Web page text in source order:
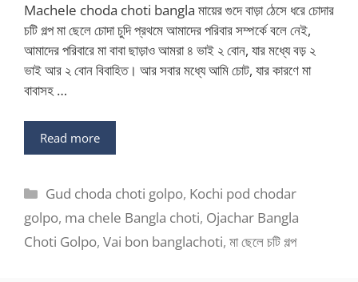
Machele choda choti bangla মায়ের গুদে বাড়া ঠেসে ধরে চোদার
চটি গল্প মা ছেলে চোদা চুদি প্রথমে আমাদের পরিবার সম্পর্কে বলে নেই,
আমাদের পরিবারে মা বাবা ছাড়াও আমরা ৪ ভাই ২ বোন, যার মধ্যে বড় ২
ভাই আর ২ বোন বিবাহিত। আর সবার মধ্যে আমি চোট, যার কারণে মা
বাবাসহ …
Read more
Categories
Gud choda choti golpo, Kochi pod chodar
golpo, ma chele Bangla choti, Ojachar Bangla
Choti Golpo, Vai bon banglachoti, মা ছেলে চটি গল্প